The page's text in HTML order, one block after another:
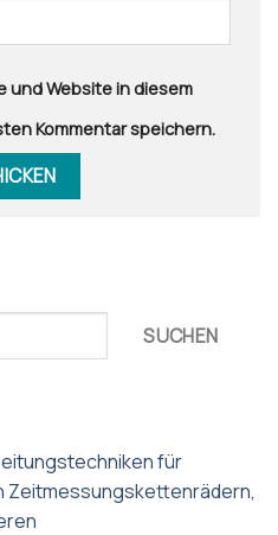
und Website in diesem
Kommentar speichern.
SUCHEN
für
Zeitmessungskettenrädern,